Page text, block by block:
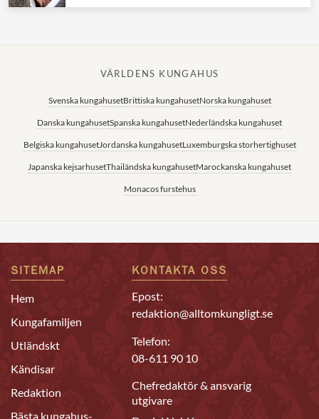
VÄRLDENS KUNGAHUS
Svenska kungahusetBrittiska kungahusetNorska kungahuset
Danska kungahusetSpanska kungahusetNederländska kungahuset
Belgiska kungahusetJordanska kungahusetLuxemburgska storhertighuset
Japanska kejsarhusetThailändska kungahusetMarockanska kungahuset
Monacos furstehus
SITEMAP
Hem
Kungafamiljen
Utländskt
Kändisar
Redaktion
Bästa kungahus-
KONTAKTA OSS
Epost:
redaktion@alltomkungligt.se
Telefon:
08-611 90 10
Chefredaktör & ansvarig
utgivare